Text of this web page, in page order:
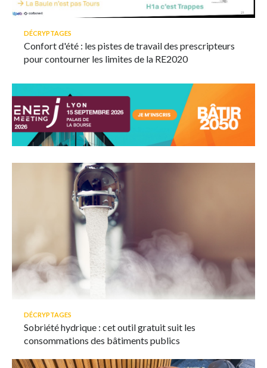
DÉCRYPTAGES
Confort d'été : les pistes de travail des prescripteurs
pour contourner les limites de la RE2020
DÉCRYPTAGES
Sobriété hydrique : cet outil gratuit suit les
consommations des bâtiments publics